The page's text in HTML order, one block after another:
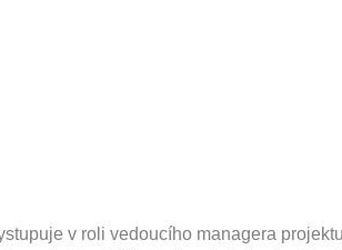
v roli vedoucího managera